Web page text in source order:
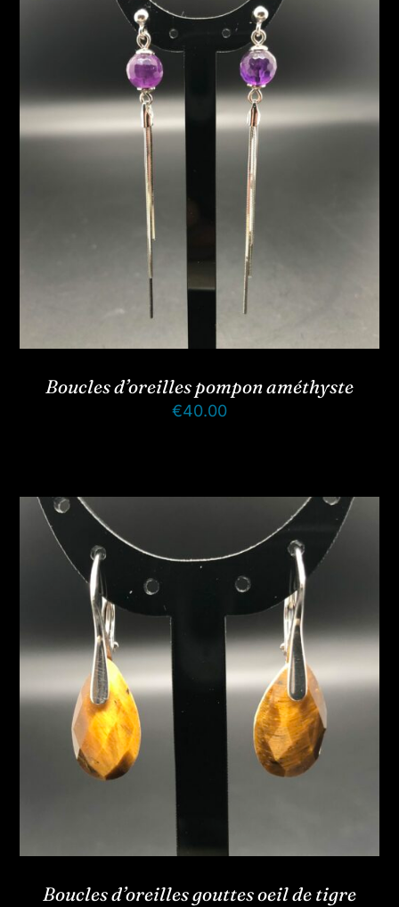
Boucles d’oreilles pompon améthyste
€40.00
Boucles d’oreilles gouttes oeil de tigre